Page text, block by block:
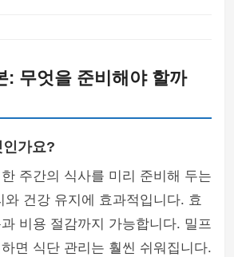
: 무엇을 준비해야 할까
인가요?
주간의 식사를 미리 준비해 두는
와 건강 유지에 효과적입니다. 효
비용 절감까지 가능합니다. 밀프
면 식단 관리는 훨씬 쉬워집니다.